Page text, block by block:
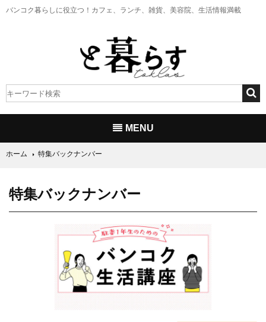
バンコク暮らしに役立つ！ カフェ、ランチ、雑貨、美容院、生活情報満載
MENU
ホーム 特集バックナンバー
特集バックナンバー